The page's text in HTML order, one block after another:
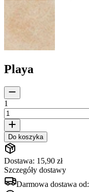
Playa
1
Do koszyka
Dostawa: 15,90 zł
Szczegóły dostawy
Darmowa dostawa od: